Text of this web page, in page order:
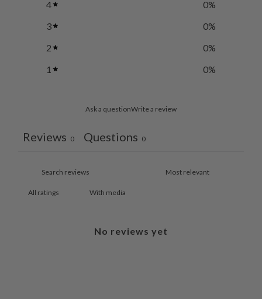
4
0%
3
0%
2
0%
1
0%
Ask a questionWrite a review
Reviews 0 Questions 0
With media
No reviews yet